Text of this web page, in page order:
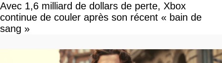
Avec 1,6 milliard de dollars de perte, Xbox
continue de couler après son récent « bain de
sang »